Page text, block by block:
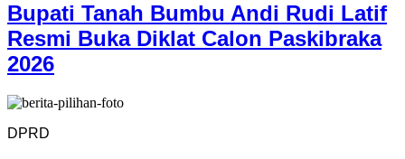
Bupati Tanah Bumbu Andi Rudi Latif
Resmi Buka Diklat Calon Paskibraka
2026
DPRD